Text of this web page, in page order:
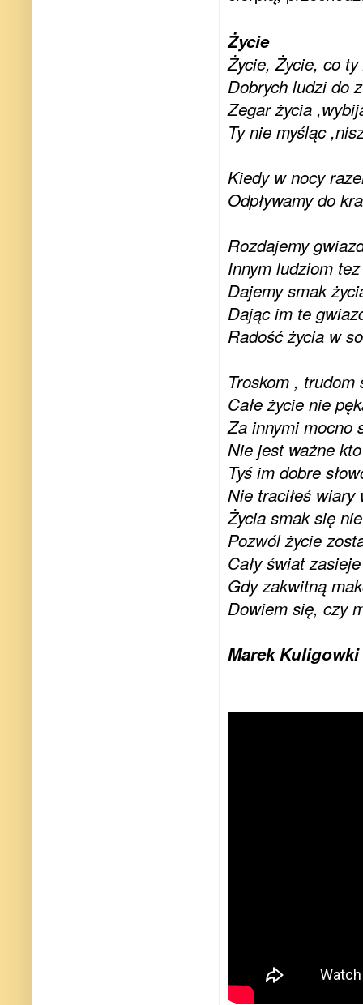
Życie
Życie, Życie, co
Dobrych ludzi do
Zegar życia
Ty nie myśląc
Kiedy w nocy
Odpływamy do
Rozdajemy
Innym ludziom
Dajemy smak
Dając im te
Radość życia w
Troskom , trudom
Całe życie nie
Za innymi mocno
Nie jest ważne
Tyś im dobre
Nie traciłeś wiary
Życia smak się
Pozwól życie
Cały świat
Gdy zakwitną
Dowiem się, czy
Marek Kuligowki